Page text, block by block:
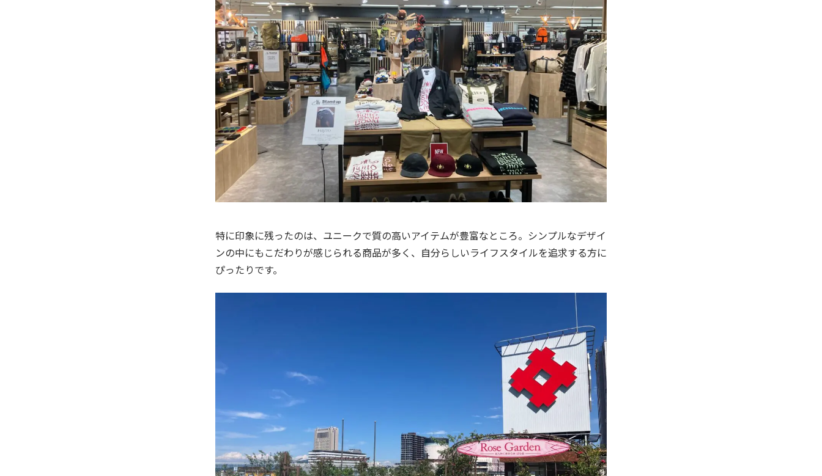
特に印象に残ったのは、ユニークで質の高いアイテムが豊富なところ。シンプルなデザイ
ンの中にもこだわりが感じられる商品が多く、自分らしいライフスタイルを追求する方に
ぴったりです。